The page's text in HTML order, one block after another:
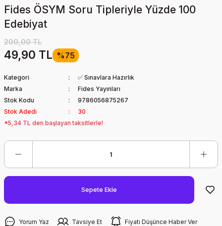
Fides ÖSYM Soru Tipleriyle Yüzde 100
Edebiyat
200,00 TL
49,90 TL %75
Kategori
✅ Sınavlara Hazırlık
Marka
Fides Yayınları
Stok Kodu
9786056875267
Stok Adedi
30
*5,34 TL den başlayan taksitlerle!
Sepete Ekle
Yorum Yaz Tavsiye Et Fiyatı Düşünce Haber Ver